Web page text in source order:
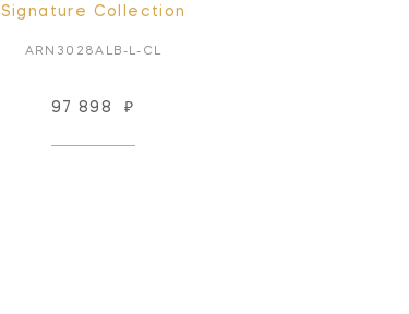
Signature Collection
ARN3028ALB-L-CL
97 898 ₽